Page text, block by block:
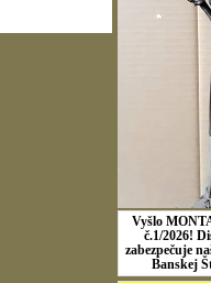
Vyšlo
č.1/2026!
zabezpečuje
Banskej